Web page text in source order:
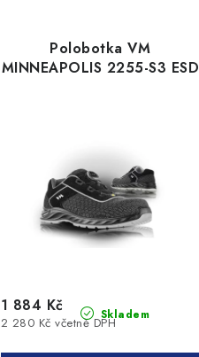
Polobotka VM
MINNEAPOLIS 2255-S3 ESD
Skladem
2 280 Kč včetně DPH
1 884 Kč